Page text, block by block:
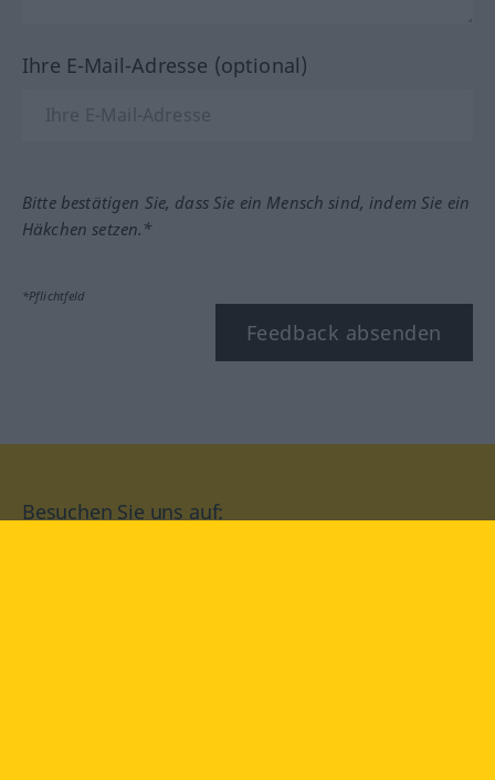
Ihre E-Mail-Adresse (optional)
Bitte bestätigen Sie, dass Sie ein Mensch sind, indem Sie ein
Häkchen setzen.*
*Pflichtfeld
Feedback absenden
Besuchen Sie uns auf: